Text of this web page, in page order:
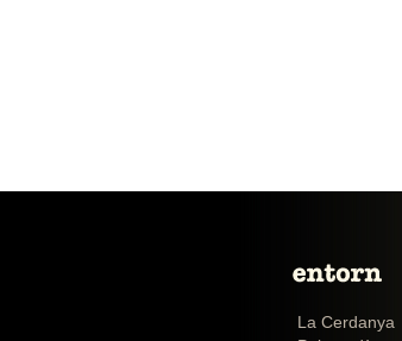
La Cerdanya